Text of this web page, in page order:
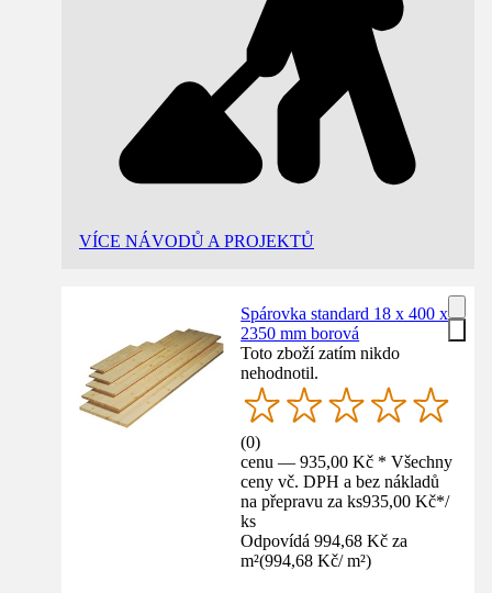
VÍCE NÁVODŮ A PROJEKTŮ
Spárovka standard 18 x 400 x
2350 mm borová
Toto zboží zatím nikdo
nehodnotil.
(0)
cenu — 935,00 Kč * Všechny
ceny vč. DPH a bez nákladů
na přepravu za ks935,00 Kč*/
ks
Odpovídá 994,68 Kč za
m²(994,68 Kč/ m²)